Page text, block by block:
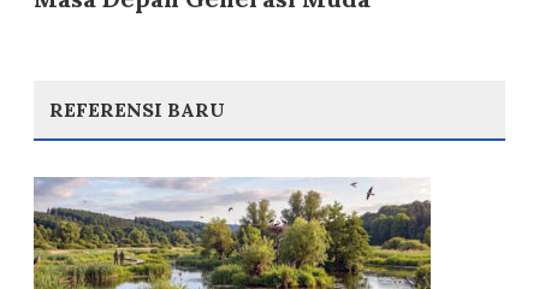
REFERENSI BARU